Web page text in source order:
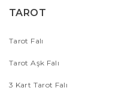
TAROT
Tarot Falı
Tarot Aşk Falı
3 Kart Tarot Falı